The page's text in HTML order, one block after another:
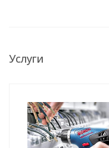
Услуги